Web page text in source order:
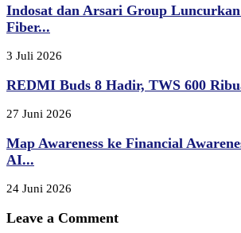
Indosat dan Arsari Group
Fiber...
3 Juli 2026
REDMI Buds 8 Hadir, TWS 600
27 Juni 2026
Map Awareness ke Financial
AI...
24 Juni 2026
Leave a Comment